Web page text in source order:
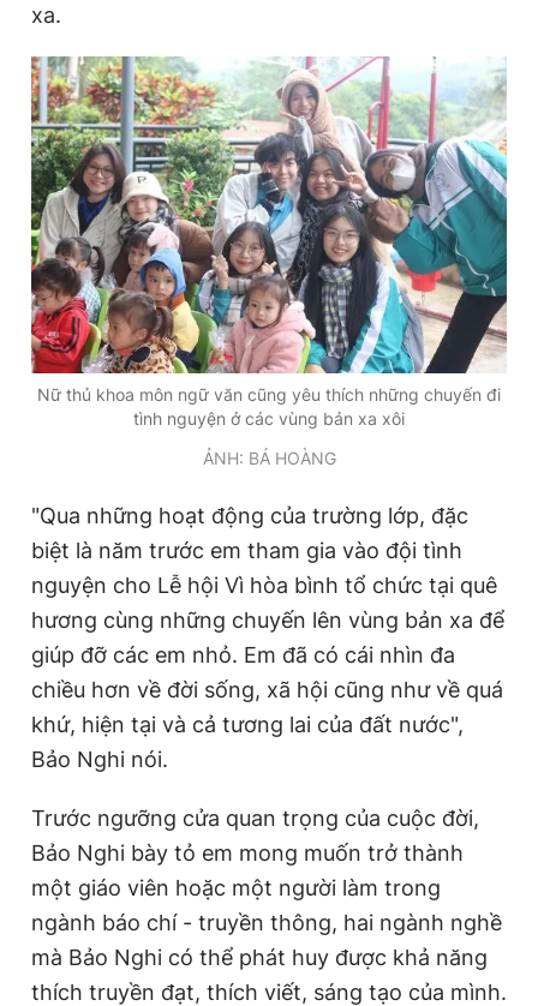
xa.
Nữ thủ khoa môn ngữ văn cũng yêu thích những chuyến đi
tình nguyện ở các vùng bản xa xôi
ẢNH: BÁ HOÀNG
"Qua những hoạt động của trường lớp, đặc
biệt là năm trước em tham gia vào đội tình
nguyện cho Lễ hội Vì hòa bình tổ chức tại quê
hương cùng những chuyến lên vùng bản xa để
giúp đỡ các em nhỏ. Em đã có cái nhìn đa
chiều hơn về đời sống, xã hội cũng như về quá
khứ, hiện tại và cả tương lai của đất nước",
Bảo Nghi nói.
Trước ngưỡng cửa quan trọng của cuộc đời,
Bảo Nghi bày tỏ em mong muốn trở thành
một giáo viên hoặc một người làm trong
ngành báo chí - truyền thông, hai ngành nghề
mà Bảo Nghi có thể phát huy được khả năng
thích truyền đạt, thích viết, sáng tạo của mình.